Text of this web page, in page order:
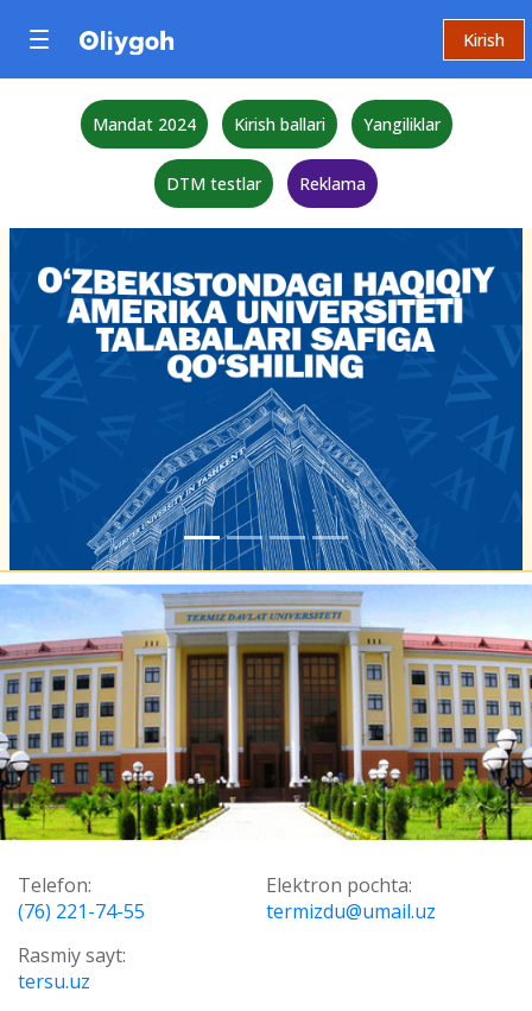
Kirish
Mandat 2024 Kirish ballari Yangiliklar
DTM testlar Reklama
Telefon:
(76) 221-74-55
Elektron pochta:
termizdu@umail.uz
Rasmiy sayt:
tersu.uz